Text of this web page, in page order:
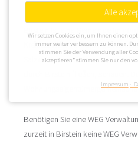
Kreises. WEG Verwaltungen
Salzer Wasser, Sotzbach, Sulz,
Benötigen Sie eine WEG
zurzeit in Birstein keine WEG
Alle
Wir setzen Cookies ein, um Ihnen einen
immer weiter verbessern zu können.
stimmen Sie der Verwendung aller
akzeptieren” stimmen Sie nur den
Impressum